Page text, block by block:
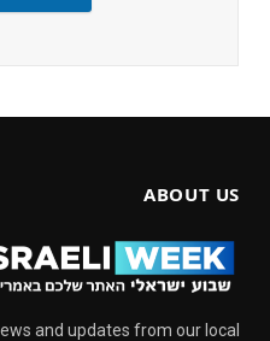
ABOUT US
and updates from our local